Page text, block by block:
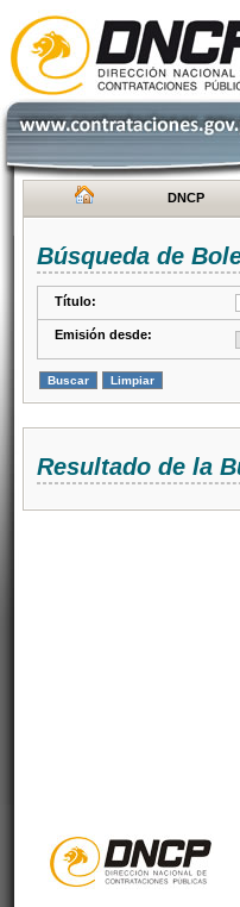
DNCP
Búsqueda de
Título:
Emisión desde:
Resultado de la